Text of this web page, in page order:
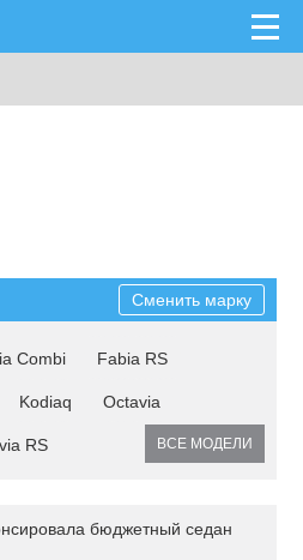
Сменить марку
Combi Fabia RS
Kodiaq Octavia
RS ВСЕ МОДЕЛИ
бюджетный седан